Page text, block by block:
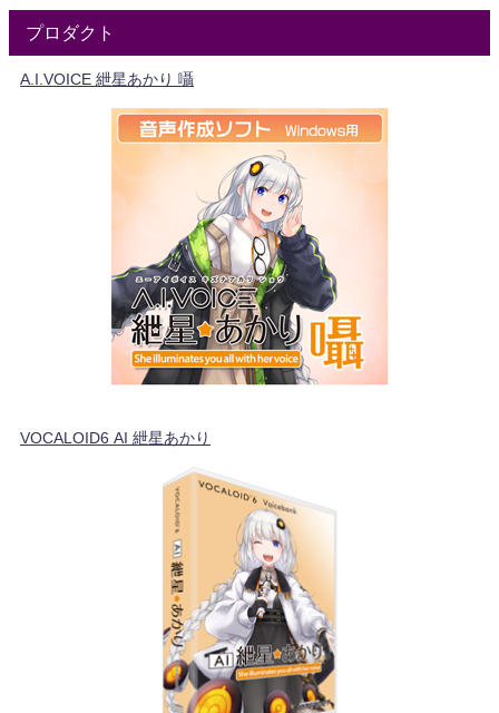
プロダクト
A.I.VOICE 紲星あかり 囁
VOCALOID6 AI 紲星あかり